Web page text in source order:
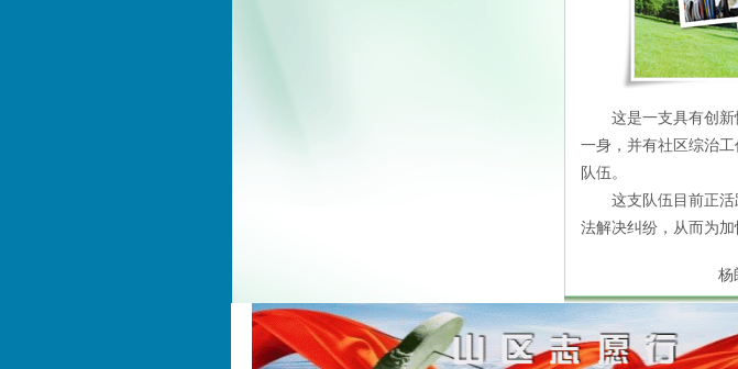
这是一支具有创新
一身，并有社区综治
队伍。
这支队伍目前正活
法解决纠纷，从而为
杨